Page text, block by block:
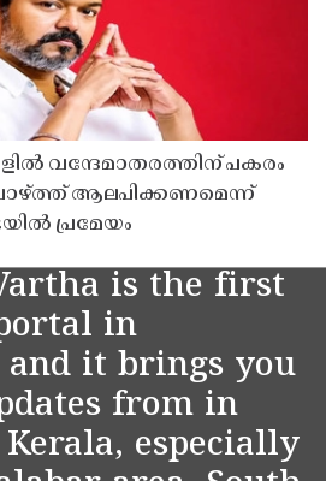
വന്ദേമാതരത്തിന് പകരം
ആലപിക്കണമെന്ന്
പ്രമേയം
is the first
in
and it brings you
from in
especially